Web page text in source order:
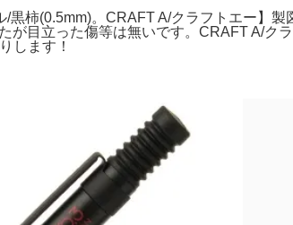
柿(0.5mm)。CRAFT A/クラフトエー】
目立った傷等は無いです。CRAFT A/ク
します！